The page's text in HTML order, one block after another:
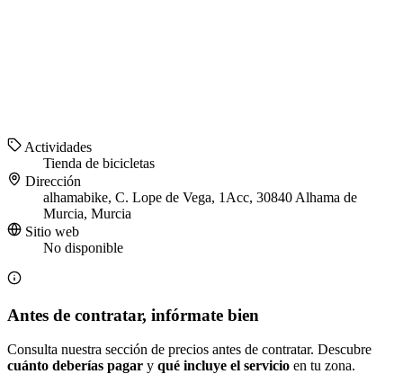
Actividades
Tienda de bicicletas
Dirección
alhamabike, C. Lope de Vega, 1Acc, 30840 Alhama de
Murcia, Murcia
Sitio web
No disponible
Antes de contratar, infórmate bien
Consulta nuestra sección de precios antes de contratar. Descubre
cuánto deberías pagar y qué incluye el servicio en tu zona.